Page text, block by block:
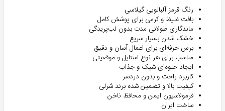
رنگ قرمز آلبالویی گیلاسی
بافت غلیظ و کرمی برای پوشش کامل
ماندگاری طولانی مدت بدون لب‌پریدگی
خشک شدن بسیار سریع
برس حرفه‌ای برای اعمال آسان و دقیق
مناسب برای هر نوع استایل و موقعیتی
ایجاد جلوه‌ای شیک و جذاب
کاربرد راحت و بدون دردسر
کیفیت بالا و تضمین شده برند شرلی
فرمولاسیون ایمن و محافظ ناخن
ساخت ایران